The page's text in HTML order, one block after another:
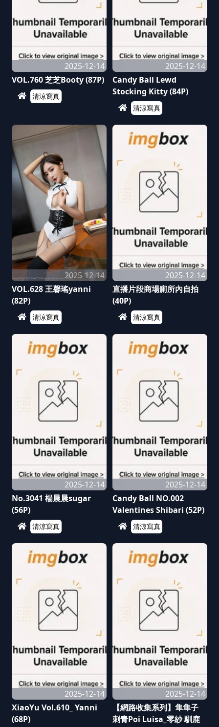
2025-12-14
VOL.760 芝芝Booty (87P)
清涼寫真
2025-12-14
Candy Ball Lewd
Stocking Kitty (84P)
清涼寫真
2025-12-14
VOL.628 王馨瑤yanni
(82P)
清涼寫真
2025-12-14
直播片段商場廁所內自拍
(40P)
清涼寫真
2025-12-14
No.3041 楊晨晨sugar
(56P)
清涼寫真
2025-12-14
Candy Ball NO.002
Valentines Shibari (52P)
清涼寫真
2025-12-14
XiaoYu Vol.610_ Yanni
(68P)
2025-12-14
【網路收集系列】隼隼子
刺青Poi Luisa_零紗 馴鹿